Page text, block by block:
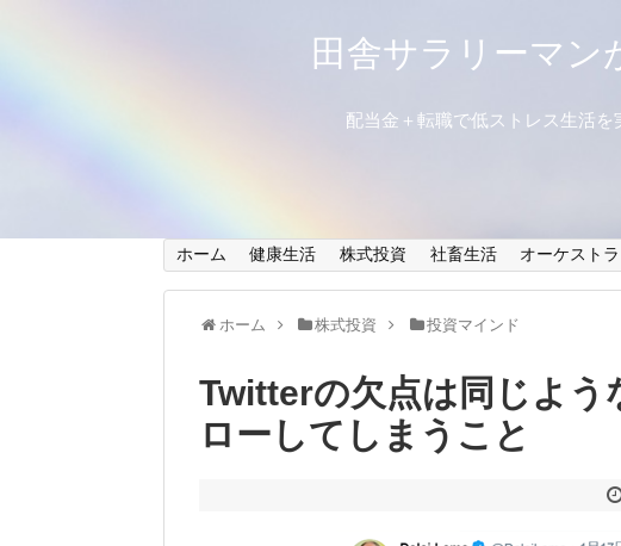
田舎サラリーマン
配当金＋転職で低ストレス生活
ホーム 健康生活 株式投資 社畜生活 オーケストラ
ホーム 株式投資 投資マインド
Twitterの欠点は同じよう
ローしてしまうこと